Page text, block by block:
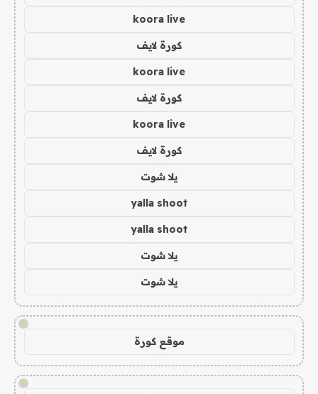
koora live
كورة لايف
koora live
كورة لايف
koora live
كورة لايف
يلا شوت
yalla shoot
yalla shoot
يلا شوت
يلا شوت
!
موقع كورة
!